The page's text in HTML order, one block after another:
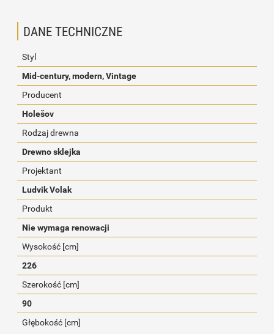
DANE TECHNICZNE
Styl
Mid-century, modern, Vintage
Producent
Holešov
Rodzaj drewna
Drewno sklejka
Projektant
Ludvik Volak
Produkt
Nie wymaga renowacji
Wysokość [cm]
226
Szerokość [cm]
90
Głębokość [cm]